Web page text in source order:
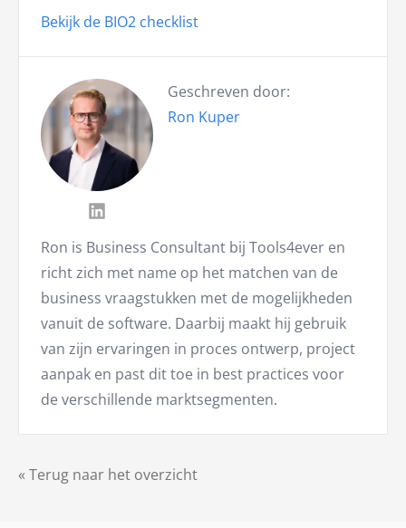
« Terug naar het overzicht
Bekijk de BIO2 checklist
Geschreven door:
Ron Kuper
Ron is Business Consultant bij Tools4ever en
richt zich met name op het matchen van de
business vraagstukken met de mogelijkheden
vanuit de software. Daarbij maakt hij gebruik
van zijn ervaringen in proces ontwerp, project
aanpak en past dit toe in best practices voor
de verschillende marktsegmenten.